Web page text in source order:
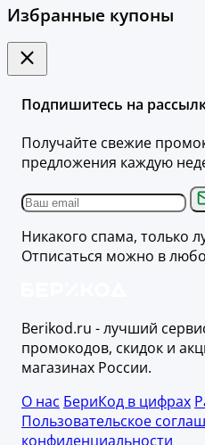
Избранные купоны
Подпишитесь на
Получайте свежие
предложения каждую
Никакого спама, только
Отписаться можно в
Berikod.ru - лучший
промокодов, скидок и
магазинах России.
О нас БериКод в цифрах
Пользовательское
конфиденциальности